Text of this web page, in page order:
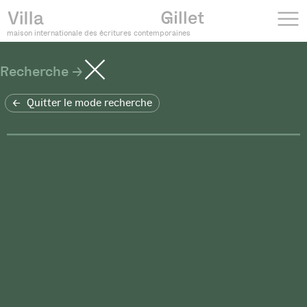
maison internationale des écritures contemporaines
Recherche
Quitter le mode recherche